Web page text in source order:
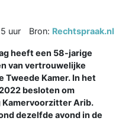
uur Bron: Rechtspraak.nl
heeft een 58-jarige
van vertrouwelijke
Tweede Kamer. In het
besloten om
Kamervoorzitter Arib.
dezelfde avond in de